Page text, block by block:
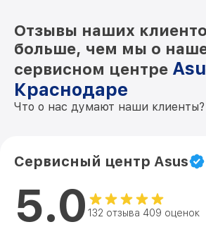
Отзывы наших
больше, чем мы о
сервисном центре
Краснодаре
Что о нас думают наши клиенты?
Сервисный центр Asus
5.0 132 отзыва 409 оценок